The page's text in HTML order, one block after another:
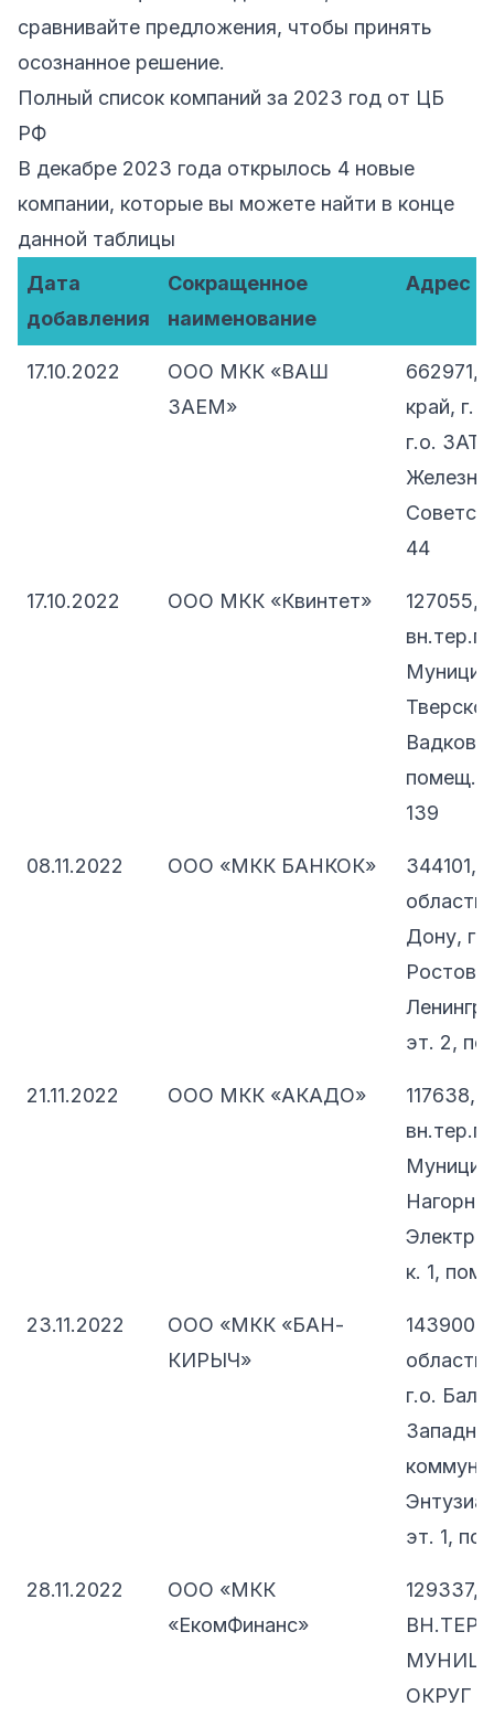
сравнивайте предложения, чтобы принять
осознанное решение.
Полный список компаний за 2023 год от ЦБ
РФ
В декабре 2023 года открылось 4 новые
компании, которые вы можете найти в конце
данной таблицы
Дата
добавления
Сокращенное
наименование
Адрес
17.10.2022
ООО МКК «ВАШ
ЗАЕМ»
662971,
край, г.
г.о.
44
17.10.2022 ООО МКК «Квинтет»
127055,
вн.тер.г.
помещ.
139
08.11.2022 ООО «МКК БАНКОК»
344101,
Дону,
Ростов-
эт. 2,
21.11.2022 ООО МКК «АКАДО»
117638,
вн.тер.г.
к. 1,
23.11.2022
ООО «МКК «БАН-
КИРЫЧ»
143900,
г.о.
эт. 1,
28.11.2022
ООО «МКК
«ЕкомФинанс»
129337,
ОКРУГ